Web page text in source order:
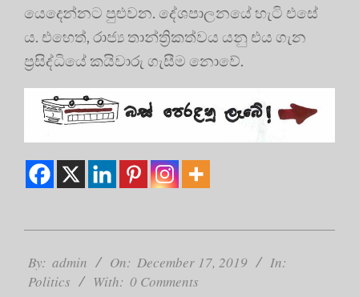
යෙදෙන්නට පුළුවන. දේශපාලනයේ හැටි එසේ
ය. එහෙත්, රාජ්‍ය තාන්ත්‍රිකත්වය යනු එය ගැන
ප්‍රසිද්ධියේ කයිවාරු ගැසීම නොවේ.
12-
17
By: admin On: December 17, 2019
In:
Politics
With: 0 Comments